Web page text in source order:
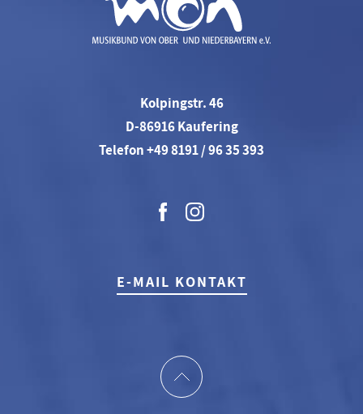
Kolpingstr. 46
D-86916 Kaufering
Telefon +49 8191 / 96 35 393
E-MAIL KONTAKT